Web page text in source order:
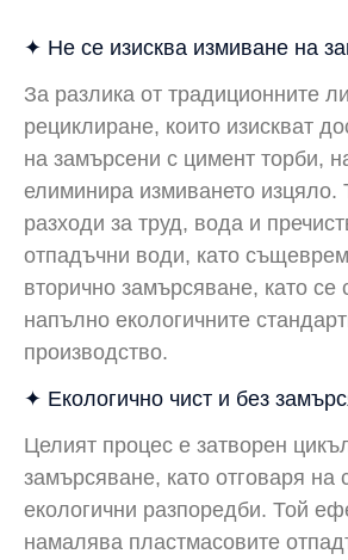
✦ Не се изисква измиване на
За разлика от традиционните
рециклиране, които изискват
на замърсени с цимент торби,
елиминира измиването изцяло.
разходи за труд, вода и
отпадъчни води, като
вторично замърсяване, като се
напълно екологичните
производство.
✦ Екологично чист и без
Целият процес е затворен
замърсяване, като отговаря на
екологични разпоредби. Той
намалява пластмасовите